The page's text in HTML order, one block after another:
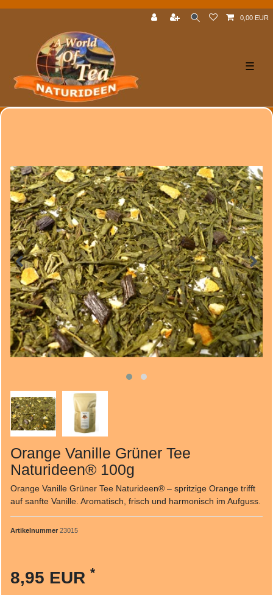
0,00 EUR
☰
Orange Vanille Grüner Tee
Naturideen® 100g
Orange Vanille Grüner Tee Naturideen® – spritzige Orange trifft
auf sanfte Vanille. Aromatisch, frisch und harmonisch im Aufguss.
Artikelnummer 23015
8,95 EUR *